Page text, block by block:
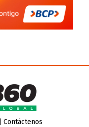
Contáctenos